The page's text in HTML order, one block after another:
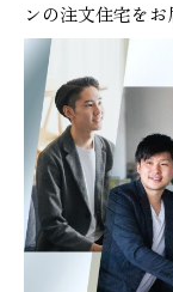
ンの注文住宅をお